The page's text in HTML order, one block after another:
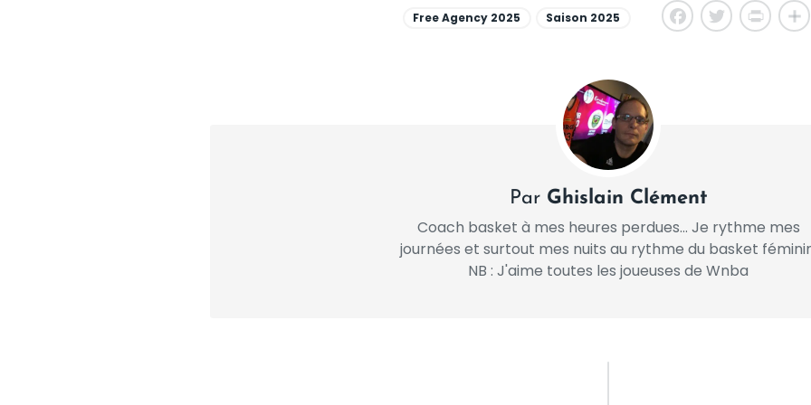
Free Agency 2025 Saison 2025
Par Ghislain Clément
Coach basket à mes heures perdues... Je rythme mes
journées et surtout mes nuits au rythme du basket
NB : J'aime toutes les joueuses de Wnba